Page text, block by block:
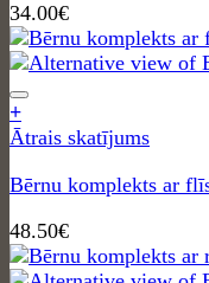
34.00€
+
Ātrais skatījums
Bērnu komplekts ar
48.50€